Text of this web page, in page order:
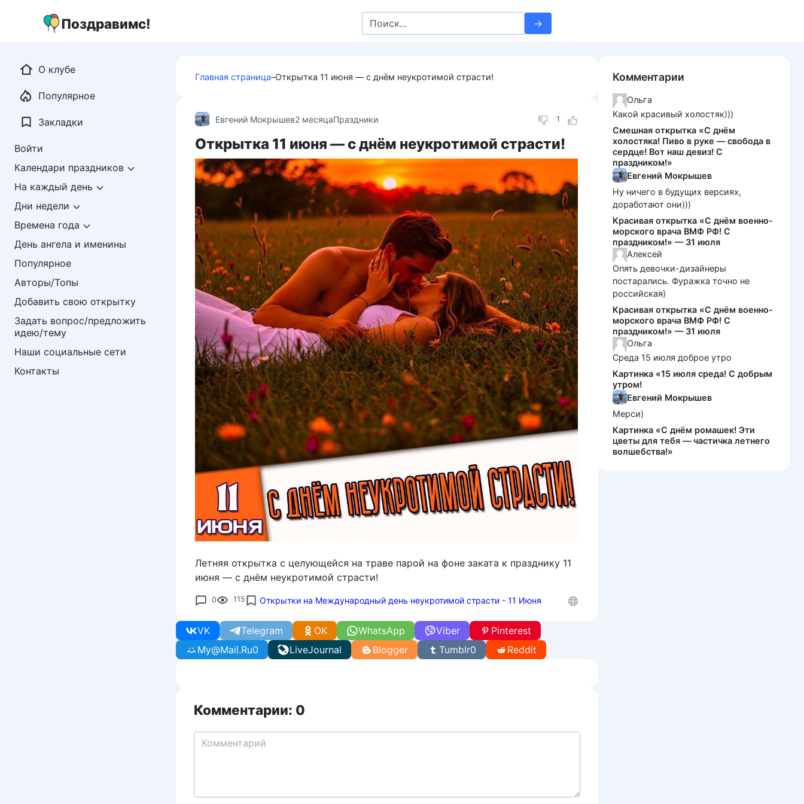
Поздравимс!
Search
for:
Главная страница–Открытка 11 июня — с днём неукротимой страсти!
1
Евгений Мокрышев2 месяцаПраздники
Открытка 11 июня — с днём неукротимой страсти!
Летняя открытка с целующейся на траве парой на фоне заката к празднику 11
июня — с днём неукротимой страсти!
0 115 Открытки на Международный день неукротимой страсти - 11 Июня
WhatsApp
VK Telegram Viber
OK
LiveJournal
My@Mail.Ru0 Tumblr0
Pinterest
Reddit
Blogger
Комментарии: 0
О клубе
Популярное
Закладки
Войти
Календари праздников
На каждый день
Дни недели
Времена года
День ангела и именины
Популярное
Авторы/Топы
Добавить свою открытку
Задать вопрос/предложить
идею/тему
Наши социальные сети
Контакты
Комментарии
Ольга
Какой красивый холостяк)))
Смешная открытка «С днём
холостяка! Пиво в руке — свобода в
сердце! Вот наш девиз! С
праздником!»
Евгений Мокрышев
Ну ничего в будущих версиях,
доработают они)))
Красивая открытка «С днём военно-
морского врача ВМФ РФ! С
праздником!» — 31 июля
Алексей
Опять девочки-дизайнеры
постарались. Фуражка точно не
российская)
Красивая открытка «С днём военно-
морского врача ВМФ РФ! С
праздником!» — 31 июля
Ольга
Среда 15 июля доброе утро
Картинка «15 июля среда! С добрым
утром!
Евгений Мокрышев
Мерси)
Картинка «С днём ромашек! Эти
цветы для тебя — частичка летнего
волшебства!»